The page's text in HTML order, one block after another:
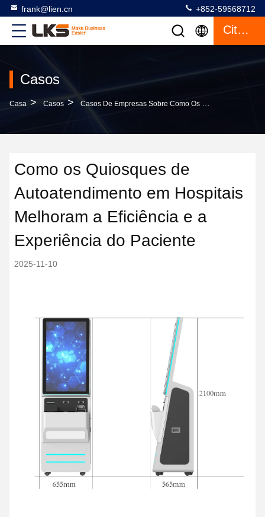
frank@lien.cn +852-59568712
Citações
Casos
Casa > Casos > Casos De Empresas Sobre Como Os Quiosques De Autoatendimento Em Hospitais Melhoram A Eficiência E A Experiência Do Paciente
Como os Quiosques de
Autoatendimento em Hospitais
Melhoram a Eficiência e a
Experiência do Paciente
2025-11-10